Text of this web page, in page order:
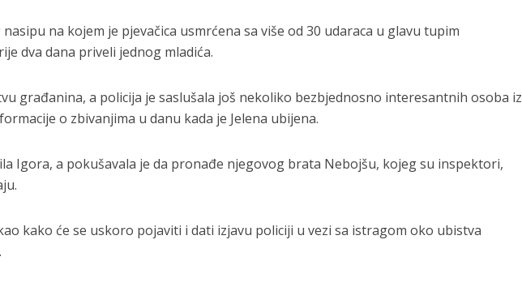
na kojem je pjevačica usmrćena sa više od 30 udaraca u glavu tupim
dva dana priveli jednog mladića.
građanina, a policija je saslušala još nekoliko bezbjednosno interesantnih osoba iz
o zbivanjima u danu kada je Jelena ubijena.
Igora, a pokušavala je da pronađe njegovog brata Nebojšu, kojeg su inspektori,
kako će se uskoro pojaviti i dati izjavu policiji u vezi sa istragom oko ubistva